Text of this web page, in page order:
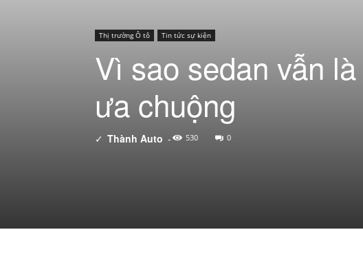
Thị trường Ô tô Tin tức sự kiện
Vì sao sedan vẫn
ưa chuộng
✓ Thành Auto - 530 0